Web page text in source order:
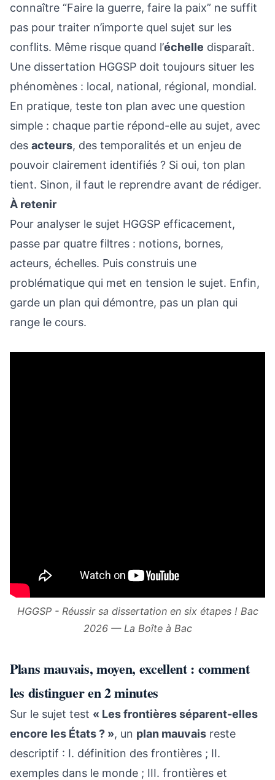
connaître “Faire la guerre, faire la paix” ne suffit
pas pour traiter n’importe quel sujet sur les
conflits. Même risque quand l’échelle disparaît.
Une dissertation HGGSP doit toujours situer les
phénomènes : local, national, régional, mondial.
En pratique, teste ton plan avec une question
simple : chaque partie répond-elle au sujet, avec
des acteurs, des temporalités et un enjeu de
pouvoir clairement identifiés ? Si oui, ton plan
tient. Sinon, il faut le reprendre avant de rédiger.
À retenir
Pour analyser le sujet HGGSP efficacement,
passe par quatre filtres : notions, bornes,
acteurs, échelles. Puis construis une
problématique qui met en tension le sujet. Enfin,
garde un plan qui démontre, pas un plan qui
range le cours.
HGGSP - Réussir sa dissertation en six étapes ! Bac
2026 — La Boîte à Bac
Plans mauvais, moyen, excellent : comment
les distinguer en 2 minutes
Sur le sujet test « Les frontières séparent-elles
encore les États ? », un plan mauvais reste
descriptif : I. définition des frontières ; II.
exemples dans le monde ; III. frontières et